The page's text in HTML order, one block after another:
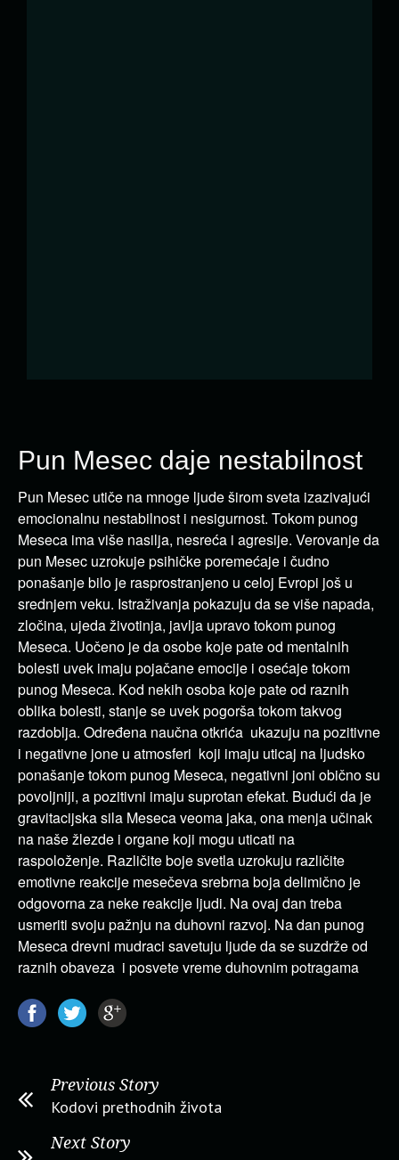
Pun Mesec daje nestabilnost
Pun Mesec utiče na mnoge ljude širom sveta izazivajući
emocionalnu nestabilnost i nesigurnost. Tokom punog
Meseca ima više nasilja, nesreća i agresije. Verovanje da
pun Mesec uzrokuje psihičke poremećaje i čudno
ponašanje bilo je rasprostranjeno u celoj Evropi još u
srednjem veku. Istraživanja pokazuju da se više napada,
zločina, ujeda životinja, javlja upravo tokom punog
Meseca. Uočeno je da osobe koje pate od mentalnih
bolesti uvek imaju pojačane emocije i osećaje tokom
punog Meseca. Kod nekih osoba koje pate od raznih
oblika bolesti, stanje se uvek pogorša tokom takvog
razdoblja. Određena naučna otkrića ukazuju na pozitivne
i negativne jone u atmosferi koji imaju uticaj na ljudsko
ponašanje tokom punog Meseca, negativni joni obično su
povoljniji, a pozitivni imaju suprotan efekat. Budući da je
gravitacijska sila Meseca veoma jaka, ona menja učinak
na naše žlezde i organe koji mogu uticati na
raspoloženje. Različite boje svetla uzrokuju različite
emotivne reakcije mesečeva srebrna boja delimično je
odgovorna za neke reakcije ljudi. Na ovaj dan treba
usmeriti svoju pažnju na duhovni razvoj. Na dan punog
Meseca drevni mudraci savetuju ljude da se suzdrže od
raznih obaveza i posvete vreme duhovnim potragama
Previous Story
Kodovi prethodnih života
Next Story